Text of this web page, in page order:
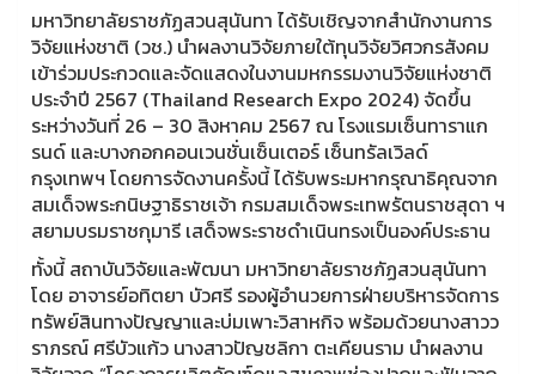
มหาวิทยาลัยราชภัฏสวนสุนันทา ได้รับเชิญจากสำนักงานการ
วิจัยแห่งชาติ (วช.) นำผลงานวิจัยภายใต้ทุนวิจัยวิศวกรสังคม
เข้าร่วมประกวดและจัดแสดงในงานมหกรรมงานวิจัยแห่งชาติ
ประจำปี 2567 (Thailand Research Expo 2024) จัดขึ้น
ระหว่างวันที่ 26 – 30 สิงหาคม 2567 ณ โรงแรมเซ็นทาราแก
รนด์ และบางกอกคอนเวนชั่นเซ็นเตอร์ เซ็นทรัลเวิลด์
กรุงเทพฯ โดยการจัดงานครั้งนี้ ได้รับพระมหากรุณาธิคุณจาก
สมเด็จพระกนิษฐาธิราชเจ้า กรมสมเด็จพระเทพรัตนราชสุดา ฯ
สยามบรมราชกุมารี เสด็จพระราชดำเนินทรงเป็นองค์ประธาน
ทั้งนี้ สถาบันวิจัยและพัฒนา มหาวิทยาลัยราชภัฏสวนสุนันทา
โดย อาจารย์อทิตยา บัวศรี รองผู้อำนวยการฝ่ายบริหารจัดการ
ทรัพย์สินทางปัญญาและบ่มเพาะวิสาหกิจ พร้อมด้วยนางสาวว
ราภรณ์ ศรีบัวแก้ว นางสาวปัญชลิกา ตะเคียนราม นำผลงาน